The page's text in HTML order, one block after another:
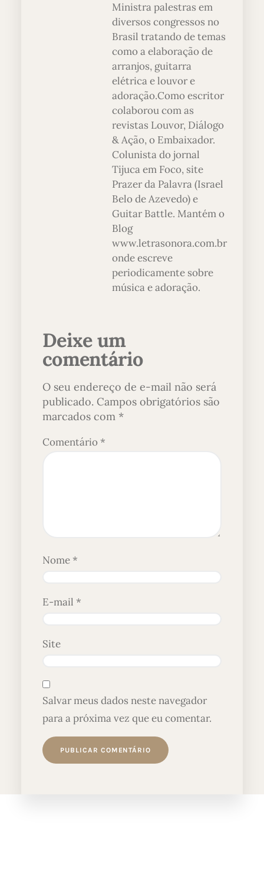
Ministra palestras em
diversos congressos no
Brasil tratando de temas
como a elaboração de
arranjos, guitarra
elétrica e louvor e
adoração.Como escritor
colaborou com as
revistas Louvor, Diálogo
& Ação, o Embaixador.
Colunista do jornal
Tijuca em Foco, site
Prazer da Palavra (Israel
Belo de Azevedo) e
Guitar Battle. Mantém o
Blog
www.letrasonora.com.br
onde escreve
periodicamente sobre
música e adoração.
Deixe um
comentário
O seu endereço de e-mail não será
publicado. Campos obrigatórios são
marcados com *
Comentário*
Nome*
E-mail *
Site
Salvar meus dados neste navegador
para a próxima vez que eu comentar.